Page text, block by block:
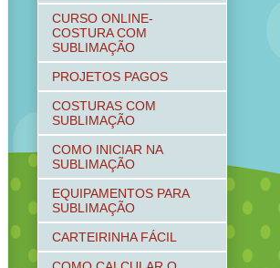
CURSO ONLINE-
COSTURA COM
SUBLIMAÇÃO
PROJETOS PAGOS
COSTURAS COM
SUBLIMAÇÃO
COMO INICIAR NA
SUBLIMAÇÃO
EQUIPAMENTOS PARA
SUBLIMAÇÃO
CARTEIRINHA FÁCIL